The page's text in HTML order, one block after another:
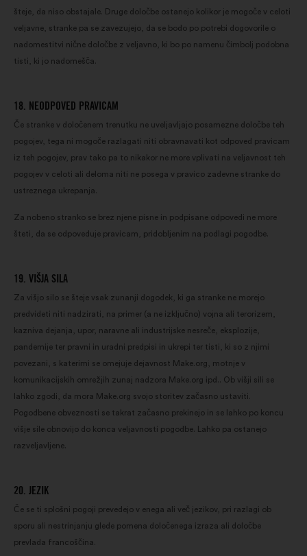
šteje, da niso obstajale. Druge določbe ostanejo kolikor je mogoče v celoti
veljavne, stranke pa se zavezujejo, da se bodo po potrebi dogovorile o
nadomestitvi nične določbe z veljavno, ki bo po namenu čimbolj podobna
tisti, ki jo nadomešča.
18. NEODPOVED PRAVICAM
Če stranke v določenem trenutku ne uveljavljajo posamezne določbe teh
pogojev, tega ni mogoče razlagati niti obravnavati kot odpoved pravicam
iz teh pogojev, prav tako pa to nikakor ne more vplivati na veljavnost teh
pogojev v celoti ali deloma niti ne posega v pravico zadevne stranke do
ustreznega ukrepanja.
Za nobeno stranko se brez njene pisne in podpisane odpovedi ne more
šteti, da se odpoveduje pravicam, pridobljenim na podlagi pogodbe.
19. VIŠJA SILA
Za višjo silo se šteje vsak zunanji dogodek, ki ga stranke ne morejo
predvideti niti nadzirati, na primer (a ne izključno) vojna ali terorizem,
kazniva dejanja, upor, naravne ali industrijske nesreče, eksplozije,
pandemije ter pravni in uradni predpisi in ukrepi ter tisti, ki so z njimi
povezani, s katerimi se omejuje dejavnost Make.org, motnje v
komunikacijskih omrežjih zunaj nadzora Make.org ipd.. Ob višji sili se
lahko zgodi, da mora Make.org svojo storitev začasno ustaviti.
Pogodbene obveznosti se takrat začasno prekinejo in se lahko po koncu
višje sile obnovijo do konca veljavnosti pogodbe. Lahko pa ostanejo
razveljavljene.
20. JEZIK
Če se ti splošni pogoji prevedejo v enega ali več jezikov, pri razlagi ob
sporu ali nestrinjanju glede pomena določenega izraza ali določbe
prevlada francoščina.